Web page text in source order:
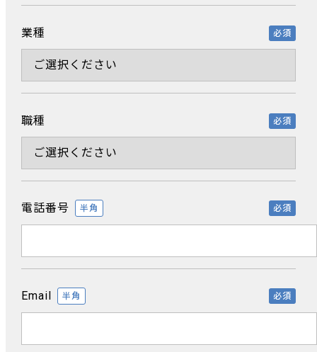
業種 必須
職種 必須
電話番号 必須
半角
Email 必須
半角